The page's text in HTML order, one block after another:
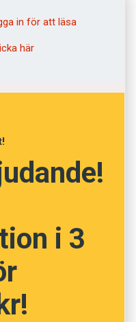
in för att läsa
här
i 3